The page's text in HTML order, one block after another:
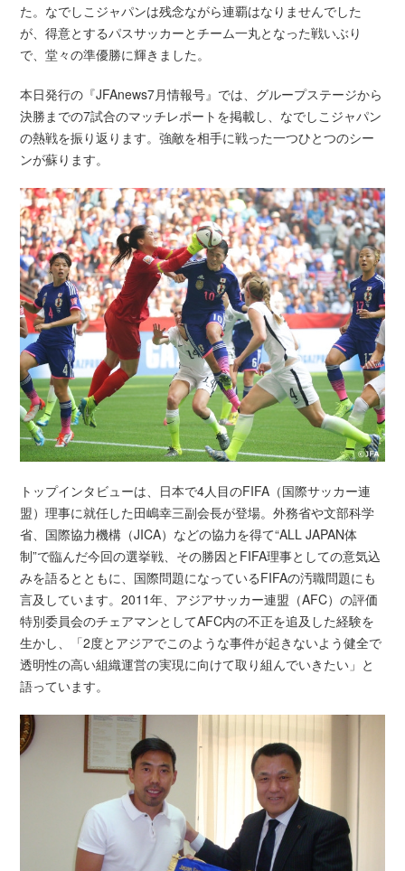
た。なでしこジャパンは残念ながら連覇はなりませんでした
が、得意とするパスサッカーとチーム一丸となった戦いぶり
で、堂々の準優勝に輝きました。
本日発行の『JFAnews7月情報号』では、グループステージから
決勝までの7試合のマッチレポートを掲載し、なでしこジャパン
の熱戦を振り返ります。強敵を相手に戦った一つひとつのシー
ンが蘇ります。
トップインタビューは、日本で4人目のFIFA（国際サッカー連
盟）理事に就任した田嶋幸三副会長が登場。外務省や文部科学
省、国際協力機構（JICA）などの協力を得て“ALL JAPAN体
制”で臨んだ今回の選挙戦、その勝因とFIFA理事としての意気込
みを語るとともに、国際問題になっているFIFAの汚職問題にも
言及しています。2011年、アジアサッカー連盟（AFC）の評価
特別委員会のチェアマンとしてAFC内の不正を追及した経験を
生かし、「2度とアジアでこのような事件が起きないよう健全で
透明性の高い組織運営の実現に向けて取り組んでいきたい」と
語っています。